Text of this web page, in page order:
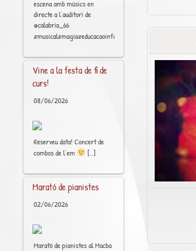
escena amb músics en
directe a l’auditori de
@calabria_66
#musical#magia#educacaoinfantil
Vine a la festa de fi de
curs!
08/06/2026
Reserveu data! Concert de
combos de l’em
[..]
Marató de pianistes
02/06/2026
Marató de pianistes al Macba